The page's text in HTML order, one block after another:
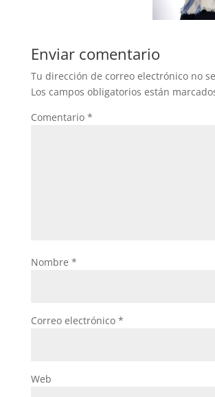
Enviar comentario
Tu dirección de correo electrónico no
Los campos obligatorios están
Comentario *
Nombre *
Correo electrónico *
Web